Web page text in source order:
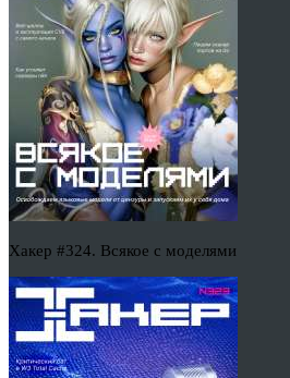
Хакер #324. Всякое с моделями